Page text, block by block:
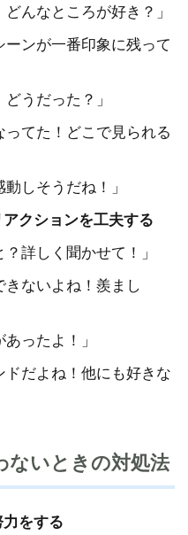
んなところが好き？」
ーンが一番印象に残って
うだった？」
ってた！どこで見られる
しそうだね！」
クションを工夫する
詳しく聞かせて！」
きないよね！羨まし
ったよ！」
ドだよね！他にも好きな
いときの対処法
をする